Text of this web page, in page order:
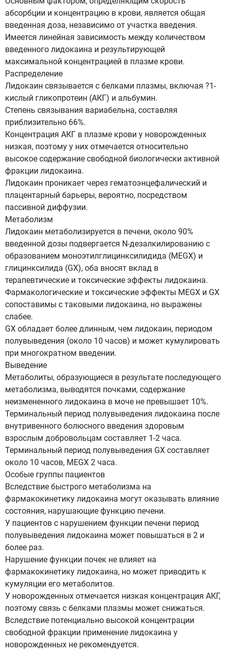
абсорбции и концентрацию в крови, является общая
введенная доза, независимо от участка введения.
Имеется линейная зависимость между количеством
введенного лидокаина и результирующей
максимальной концентрацией в плазме крови.
Распределение
Лидокаин связывается с белками плазмы, включая ?1-
кислый гликопротеин (АКГ) и альбумин.
Степень связывания вариабельна, составляя
приблизительно 66%.
Концентрация АКГ в плазме крови у новорожденных
низкая, поэтому у них отмечается относительно
высокое содержание свободной биологически активной
фракции лидокаина.
Лидокаин проникает через гематоэнцефалический и
плацентарный барьеры, вероятно, посредством
пассивной диффузии.
Метаболизм
Лидокаин метаболизируется в печени, около 90%
введенной дозы подвергается N-дезалкилированию с
образованием моноэтилглицинксилидида (MEGX) и
глицинксилида (GX), оба вносят вклад в
терапевтические и токсические эффекты лидокаина.
Фармакологические и токсические эффекты MEGX и GX
сопоставимы с таковыми лидокаина, но выражены
слабее.
GX обладает более длинным, чем лидокаин, периодом
полувыведения (около 10 часов) и может кумулировать
при многократном введении.
Выведение
Метаболиты, образующиеся в результате последующего
метаболизма, выводятся почками, содержание
неизмененного лидокаина в моче не превышает 10%.
Терминальный период полувыведения лидокаина после
внутривенного болюсного введения здоровым
взрослым добровольцам составляет 1-2 часа.
Терминальный период полувыведения GX составляет
около 10 часов, MEGX 2 часа.
Особые группы пациентов
Вследствие быстрого метаболизма на
фармакокинетику лидокаина могут оказывать влияние
состояния, нарушающие функцию печени.
У пациентов с нарушением функции печени период
полувыведения лидокаина может повышаться в 2 и
более раз.
Нарушение функции почек не влияет на
фармакокинетику лидокаина, но может приводить к
кумуляции его метаболитов.
У новорожденных отмечается низкая концентрация АКГ,
поэтому связь с белками плазмы может снижаться.
Вследствие потенциально высокой концентрации
свободной фракции применение лидокаина у
новорожденных не рекомендуется.